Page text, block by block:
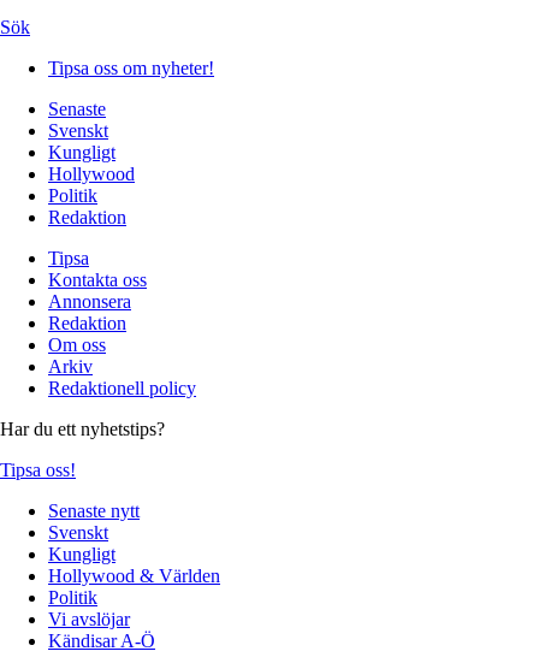
Sök
Tipsa oss om nyheter!
Senaste
Svenskt
Kungligt
Hollywood
Politik
Redaktion
Tipsa
Kontakta oss
Annonsera
Redaktion
Om oss
Arkiv
Redaktionell policy
Har du ett nyhetstips?
Tipsa oss!
Senaste nytt
Svenskt
Kungligt
Hollywood & Världen
Politik
Vi avslöjar
Kändisar A-Ö